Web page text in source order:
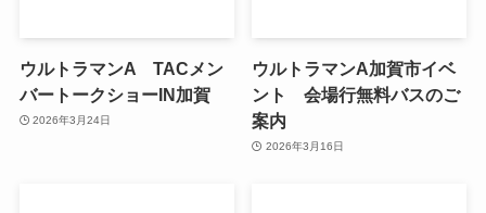
ウルトラマンA TACメン
バートークショーIN加賀
2026年3月24日
ウルトラマンA加賀市イベ
ント 会場行無料バスのご
案内
2026年3月16日